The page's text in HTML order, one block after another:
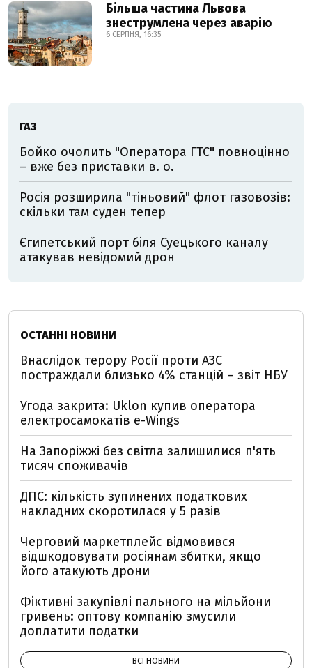
Більша частина Львова
знеструмлена через аварію
6 СЕРПНЯ, 16:35
ГАЗ
Бойко очолить "Оператора ГТС" повноцінно
– вже без приставки в. о.
Росія розширила "тіньовий" флот газовозів:
скільки там суден тепер
Єгипетський порт біля Суецького каналу
атакував невідомий дрон
ОСТАННІ НОВИНИ
Внаслідок терору Росії проти АЗС
постраждали близько 4% станцій – звіт НБУ
Угода закрита: Uklon купив оператора
електросамокатів e-Wings
На Запоріжжі без світла залишилися п'ять
тисяч споживачів
ДПС: кількість зупинених податкових
накладних скоротилася у 5 разів
Черговий маркетплейс відмовився
відшкодовувати росіянам збитки, якщо
його атакують дрони
Фіктивні закупівлі пального на мільйони
гривень: оптову компанію змусили
доплатити податки
ВСІ НОВИНИ